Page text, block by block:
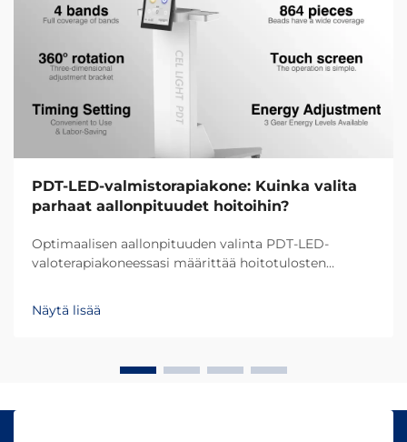
PDT-LED-valmistorapiakone: Kuinka valita
parhaat aallonpituudet hoitoihin?
Optimaalisen aallonpituuden valinta PDT-LED-
valoterapiakoneessasi määrittää hoitotulosten
aallonpituudet tunkeutuvat ihoon eri syvyyksiin ja
aiheuttavat erilaisia biologisia reaktioita, mikä tekee...
Näytä lisää